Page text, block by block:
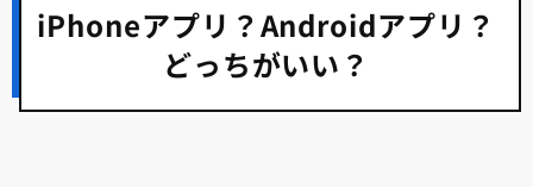
iPhoneアプリ？Androidアプリ？
どっちがいい？